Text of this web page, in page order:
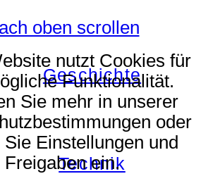
Geschichte
Technik
oben scrollen
nutzt Cookies für
Funktionalität.
Sie mehr in unserer
oder
Einstellungen und
Freigaben ein.